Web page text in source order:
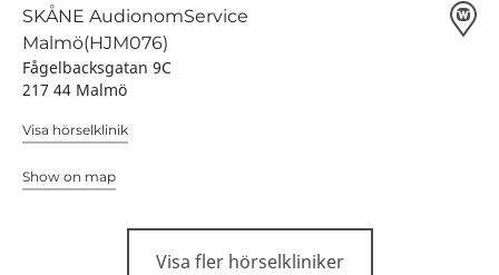
SKÅNE AudionomService
Malmö(HJM076)
Fågelbacksgatan 9C
217 44 Malmö
Visa hörselklinik
Show on map
Visa fler hörselkliniker